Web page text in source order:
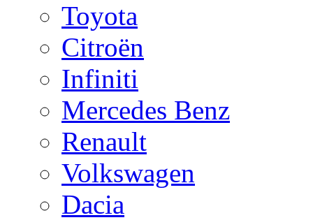
Toyota
Citroën
Infiniti
Mercedes Benz
Renault
Volkswagen
Dacia